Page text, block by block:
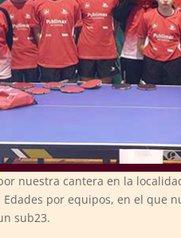
nuestra cantera en la
Edades por equipos, en el que
sub23.